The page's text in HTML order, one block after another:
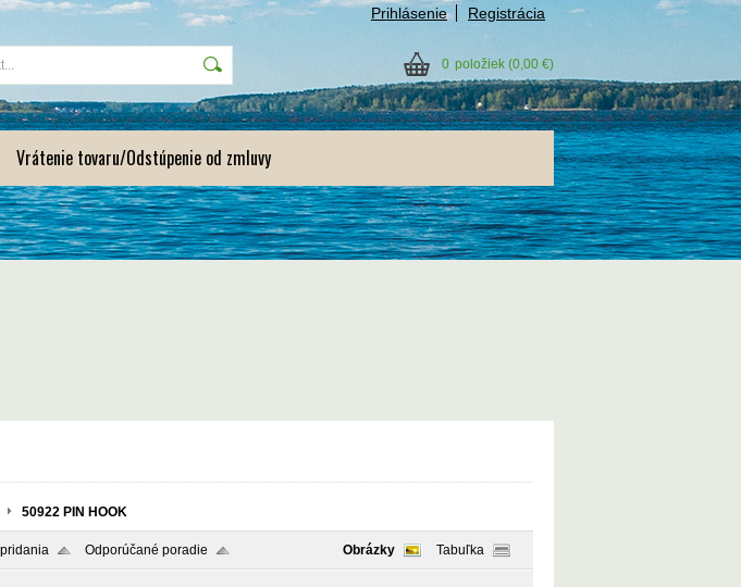
Prihlásenie Registrácia
0 položiek (0,00 €)
Vrátenie tovaru/Odstúpenie od zmluvy
50922 PIN HOOK
Odporúčané poradie Obrázky Tabuľka